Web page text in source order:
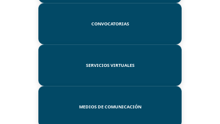
CONVOCATORIAS
SERVICIOS VIRTUALES
MEDIOS DE COMUNICACIÓN